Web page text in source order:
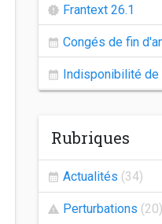
Frantext 26.1
Congés de fin
Indisponibilité de
Congés d'automne
Agrégation 2026
Frantext 25.2
Rubriques
Actualités (34)
Perturbations (20)